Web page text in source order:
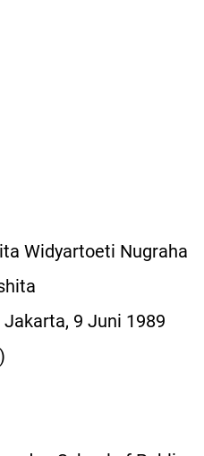
Widyartoeti Nugraha
9 Juni 1989